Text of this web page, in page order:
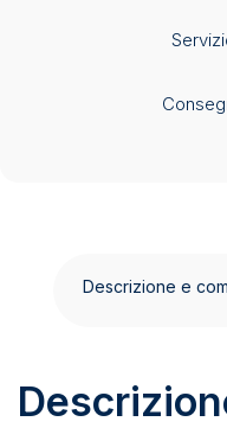
Descrizione e